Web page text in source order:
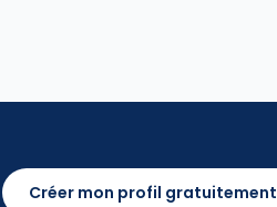
Créer mon profil gratuitement